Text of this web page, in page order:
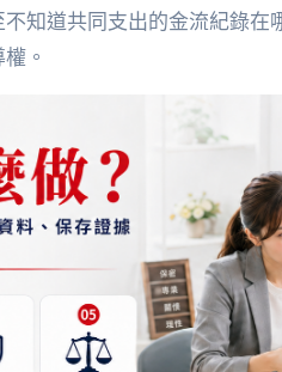
知道共同支出的金流紀錄在
。